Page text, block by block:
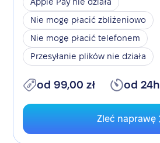
Nie mogę płacić zbliżeniowo
Nie mogę płacić telefonem
Przesyłanie plików nie działa
od 99,00 zł od 24h
Zleć naprawę